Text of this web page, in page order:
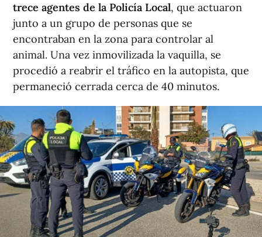
trece agentes de la Policía Local, que actuaron
junto a un grupo de personas que se
encontraban en la zona para controlar al
animal. Una vez inmovilizada la vaquilla, se
procedió a reabrir el tráfico en la autopista, que
permaneció cerrada cerca de 40 minutos.